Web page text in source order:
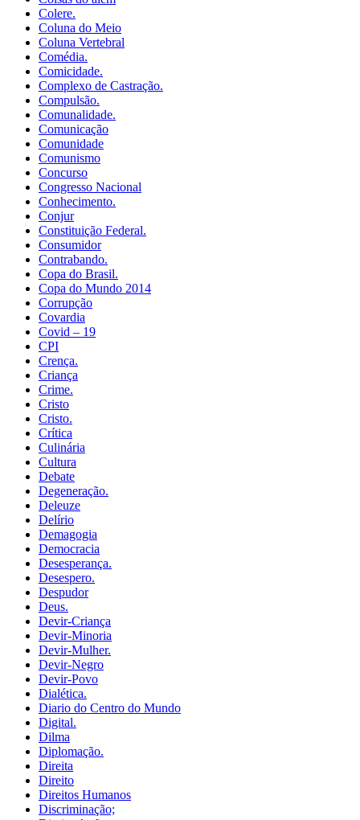
Colere.
Coluna do Meio
Coluna Vertebral
Comédia.
Comicidade.
Complexo de Castração.
Compulsão.
Comunalidade.
Comunicação
Comunidade
Comunismo
Concurso
Congresso Nacional
Conhecimento.
Conjur
Constituição Federal.
Consumidor
Contrabando.
Copa do Brasil.
Copa do Mundo 2014
Corrupção
Covardia
Covid – 19
CPI
Crença.
Criança
Crime.
Cristo
Cristo.
Crítica
Culinária
Cultura
Debate
Degeneração.
Deleuze
Delírio
Demagogia
Democracia
Desesperança.
Desespero.
Despudor
Deus.
Devir-Criança
Devir-Minoria
Devir-Mulher.
Devir-Negro
Devir-Povo
Dialética.
Diario do Centro do Mundo
Digital.
Dilma
Diplomação.
Direita
Direito
Direitos Humanos
Discriminação;